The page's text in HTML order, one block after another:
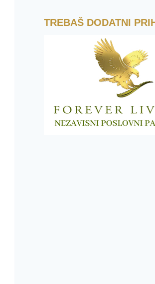
TREBAŠ DODATNI